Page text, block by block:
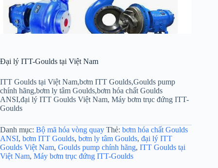
Đại lý ITT-Goulds tại Việt Nam
ITT Goulds tại Việt Nam,bơm ITT Goulds,Goulds pump
chính hãng,bơm ly tâm Goulds,bơm hóa chất Goulds
ANSI,đại lý ITT Goulds Việt Nam, Máy bơm trục đứng ITT-
Goulds
Danh mục: Bộ mã hóa vòng quay Thẻ: bơm hóa chất Goulds
ANSI, bơm ITT Goulds, bơm ly tâm Goulds, đại lý ITT
Goulds Việt Nam, Goulds pump chính hãng, ITT Goulds tại
Việt Nam, Máy bơm trục đứng ITT-Goulds